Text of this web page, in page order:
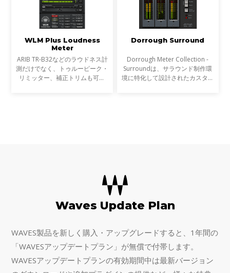
WLM Plus Loudness
Meter
ARIB TR-B32などのラウドネス計
測だけでなく、トゥルーピーク・
リミッター、補正トリムも可能
Dorrough Surround
Dorrough Meter Collection -
Surroundは、サラウンド制作環
境に特化して設計されたカスタマ
Waves Update Plan
WAVES製品を新しく購入・アップグレードすると、1年間の
「WAVESアップデートプラン」が無償で付帯します。
WAVESアップデートプランの有効期間中は最新バージョン